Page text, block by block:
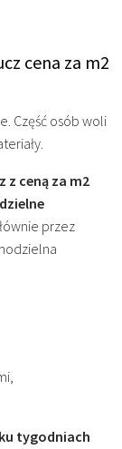
cena za m2
Część osób woli
z ceną za m2
przez
tygodniach